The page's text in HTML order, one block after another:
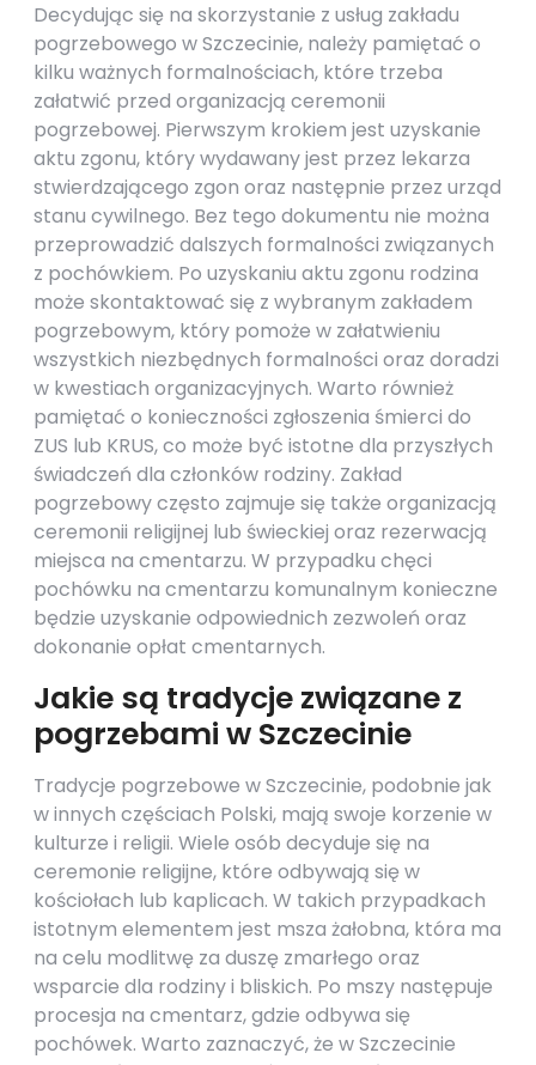
Decydując się na skorzystanie z usług zakładu
pogrzebowego w Szczecinie, należy pamiętać o
kilku ważnych formalnościach, które trzeba
załatwić przed organizacją ceremonii
pogrzebowej. Pierwszym krokiem jest uzyskanie
aktu zgonu, który wydawany jest przez lekarza
stwierdzającego zgon oraz następnie przez urząd
stanu cywilnego. Bez tego dokumentu nie można
przeprowadzić dalszych formalności związanych
z pochówkiem. Po uzyskaniu aktu zgonu rodzina
może skontaktować się z wybranym zakładem
pogrzebowym, który pomoże w załatwieniu
wszystkich niezbędnych formalności oraz doradzi
w kwestiach organizacyjnych. Warto również
pamiętać o konieczności zgłoszenia śmierci do
ZUS lub KRUS, co może być istotne dla przyszłych
świadczeń dla członków rodziny. Zakład
pogrzebowy często zajmuje się także organizacją
ceremonii religijnej lub świeckiej oraz rezerwacją
miejsca na cmentarzu. W przypadku chęci
pochówku na cmentarzu komunalnym konieczne
będzie uzyskanie odpowiednich zezwoleń oraz
dokonanie opłat cmentarnych.
Jakie są tradycje związane z
pogrzebami w Szczecinie
Tradycje pogrzebowe w Szczecinie, podobnie jak
w innych częściach Polski, mają swoje korzenie w
kulturze i religii. Wiele osób decyduje się na
ceremonie religijne, które odbywają się w
kościołach lub kaplicach. W takich przypadkach
istotnym elementem jest msza żałobna, która ma
na celu modlitwę za duszę zmarłego oraz
wsparcie dla rodziny i bliskich. Po mszy następuje
procesja na cmentarz, gdzie odbywa się
pochówek. Warto zaznaczyć, że w Szczecinie